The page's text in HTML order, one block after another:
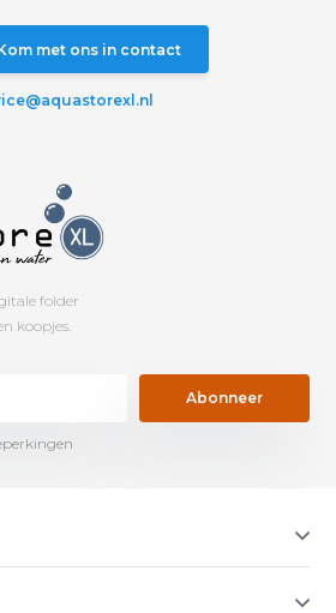
met ons in contact
folder
koopjes.
Abonneer